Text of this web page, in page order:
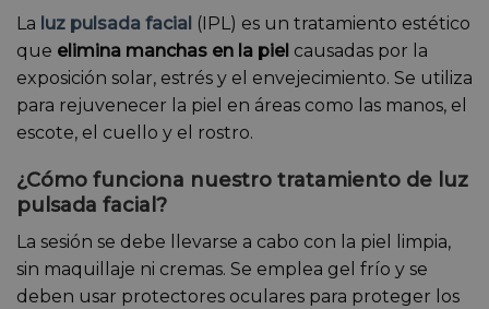
La luz pulsada facial (IPL) es un tratamiento estético
que elimina manchas en la piel causadas por la
exposición solar, estrés y el envejecimiento. Se utiliza
para rejuvenecer la piel en áreas como las manos, el
escote, el cuello y el rostro.
¿Cómo funciona nuestro tratamiento de luz
pulsada facial?
La sesión se debe llevarse a cabo con la piel limpia,
sin maquillaje ni cremas. Se emplea gel frío y se
deben usar protectores oculares para proteger los